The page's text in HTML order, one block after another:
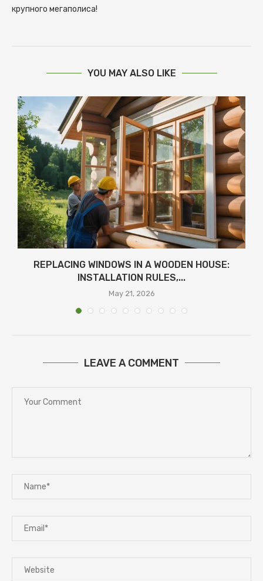
крупного мегаполиса!
YOU MAY ALSO LIKE
REPLACING WINDOWS IN A WOODEN HOUSE:
INSTALLATION RULES,...
May 21, 2026
LEAVE A COMMENT